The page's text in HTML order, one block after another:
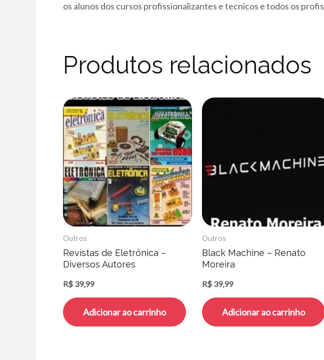
os alunos dos cursos profissionalizantes e tecnicos e todos os
Produtos relacionados
Outros
Revistas de Eletrônica –
Diversos Autores
R$ 39,99
Adicionar ao carrinho
Outros
Black Machine – Renato
Moreira
R$ 39,99
Adicionar ao carrinho